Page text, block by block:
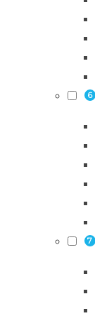
6
7